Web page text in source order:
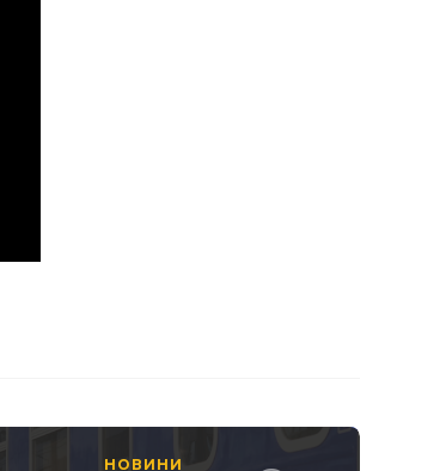
НОВИНИ